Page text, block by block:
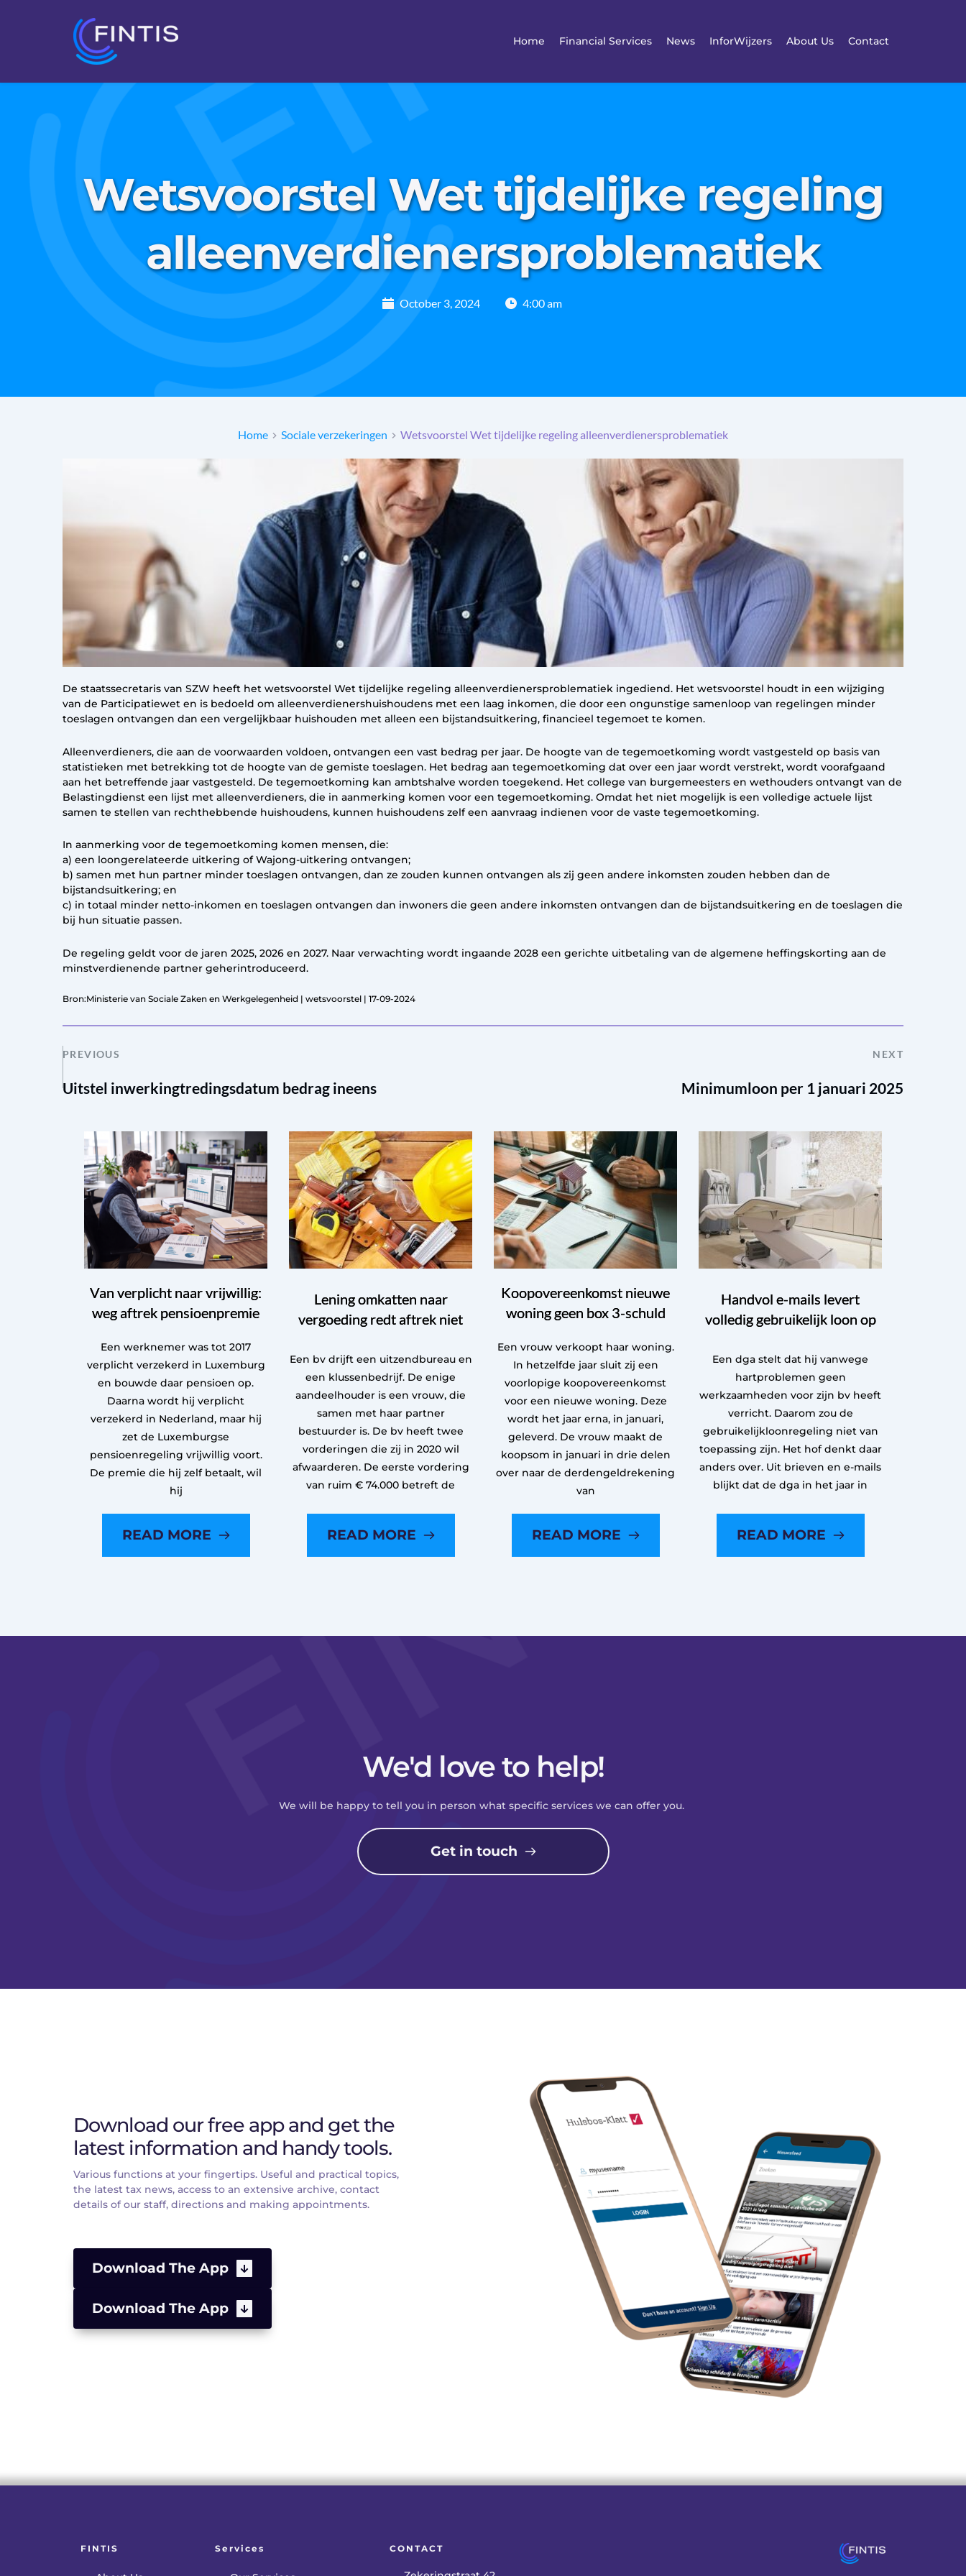
Home Financial Services News InforWijzers About Us Contact
Wetsvoorstel Wet tijdelijke regeling
alleenverdienersproblematiek
October 3, 2024 4:00 am
Home Sociale verzekeringen Wetsvoorstel Wet tijdelijke regeling alleenverdienersproblematiek
De staatssecretaris van SZW heeft het wetsvoorstel Wet tijdelijke regeling alleenverdienersproblematiek ingediend. Het wetsvoorstel houdt in een wijziging
van de Participatiewet en is bedoeld om alleenverdienershuishoudens met een laag inkomen, die door een ongunstige samenloop van regelingen minder
toeslagen ontvangen dan een vergelijkbaar huishouden met alleen een bijstandsuitkering, financieel tegemoet te komen.
Alleenverdieners, die aan de voorwaarden voldoen, ontvangen een vast bedrag per jaar. De hoogte van de tegemoetkoming wordt vastgesteld op basis van
statistieken met betrekking tot de hoogte van de gemiste toeslagen. Het bedrag aan tegemoetkoming dat over een jaar wordt verstrekt, wordt voorafgaand
aan het betreffende jaar vastgesteld. De tegemoetkoming kan ambtshalve worden toegekend. Het college van burgemeesters en wethouders ontvangt van de
Belastingdienst een lijst met alleenverdieners, die in aanmerking komen voor een tegemoetkoming. Omdat het niet mogelijk is een volledige actuele lijst
samen te stellen van rechthebbende huishoudens, kunnen huishoudens zelf een aanvraag indienen voor de vaste tegemoetkoming.
In aanmerking voor de tegemoetkoming komen mensen, die:
a) een loongerelateerde uitkering of Wajong-uitkering ontvangen;
b) samen met hun partner minder toeslagen ontvangen, dan ze zouden kunnen ontvangen als zij geen andere inkomsten zouden hebben dan de
bijstandsuitkering; en
c) in totaal minder netto-inkomen en toeslagen ontvangen dan inwoners die geen andere inkomsten ontvangen dan de bijstandsuitkering en de toeslagen die
bij hun situatie passen.
De regeling geldt voor de jaren 2025, 2026 en 2027. Naar verwachting wordt ingaande 2028 een gerichte uitbetaling van de algemene heffingskorting aan de
minstverdienende partner geherintroduceerd.
Bron:Ministerie van Sociale Zaken en Werkgelegenheid | wetsvoorstel | 17-09-2024
PREVIOUS NEXT
Uitstel inwerkingtredingsdatum bedrag ineens Minimumloon per 1 januari 2025
Van verplicht naar vrijwillig:
weg aftrek pensioenpremie
Een werknemer was tot 2017
verplicht verzekerd in Luxemburg
en bouwde daar pensioen op.
Daarna wordt hij verplicht
verzekerd in Nederland, maar hij
zet de Luxemburgse
pensioenregeling vrijwillig voort.
De premie die hij zelf betaalt, wil
hij
READ MORE
Lening omkatten naar
vergoeding redt aftrek niet
Een bv drijft een uitzendbureau en
een klussenbedrijf. De enige
aandeelhouder is een vrouw, die
samen met haar partner
bestuurder is. De bv heeft twee
vorderingen die zij in 2020 wil
afwaarderen. De eerste vordering
van ruim € 74.000 betreft de
READ MORE
Koopovereenkomst nieuwe
woning geen box 3-schuld
Een vrouw verkoopt haar woning.
In hetzelfde jaar sluit zij een
voorlopige koopovereenkomst
voor een nieuwe woning. Deze
wordt het jaar erna, in januari,
geleverd. De vrouw maakt de
koopsom in januari in drie delen
over naar de derdengeldrekening
van
READ MORE
Handvol e-mails levert
volledig gebruikelijk loon op
Een dga stelt dat hij vanwege
hartproblemen geen
werkzaamheden voor zijn bv heeft
verricht. Daarom zou de
gebruikelijkloonregeling niet van
toepassing zijn. Het hof denkt daar
anders over. Uit brieven en e-mails
blijkt dat de dga in het jaar in
READ MORE
We'd love to help!
We will be happy to tell you in person what specific services we can offer you.
Get in touch
Download our free app and get the
latest information and handy tools.
Various functions at your fingertips. Useful and practical topics,
the latest tax news, access to an extensive archive, contact
details of our staff, directions and making appointments.
Download The App
Download The App
FINTIS Services CONTACT